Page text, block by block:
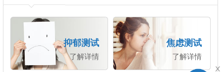
抑郁测试
了解详情
焦虑测试
了解详情